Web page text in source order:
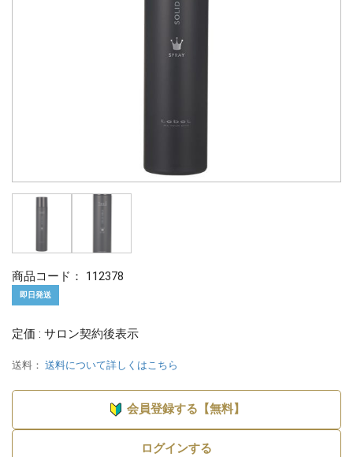
商品コード： 112378
即日発送
定価 : サロン契約後表示
送料： 送料について詳しくはこちら
会員登録する【無料】
ログインする